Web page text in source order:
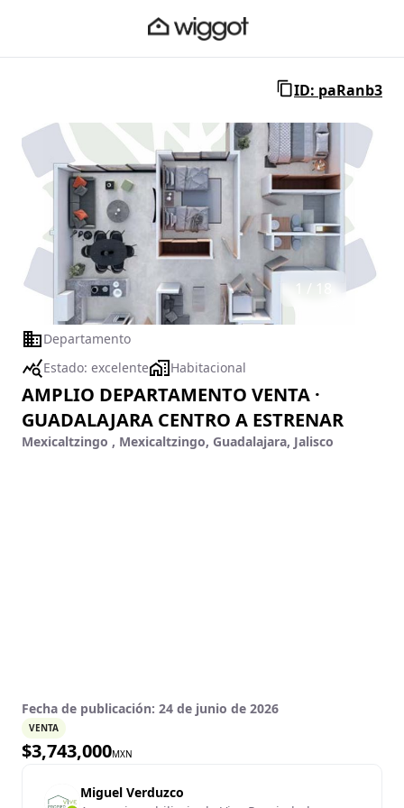
ID: paRanb3
1 / 18
Departamento
Estado: excelente Habitacional
AMPLIO DEPARTAMENTO VENTA ·
GUADALAJARA CENTRO A ESTRENAR
Mexicaltzingo , Mexicaltzingo, Guadalajara, Jalisco
Fecha de publicación: 24 de junio de 2026
VENTA
$3,743,000MXN
Miguel Verduzco